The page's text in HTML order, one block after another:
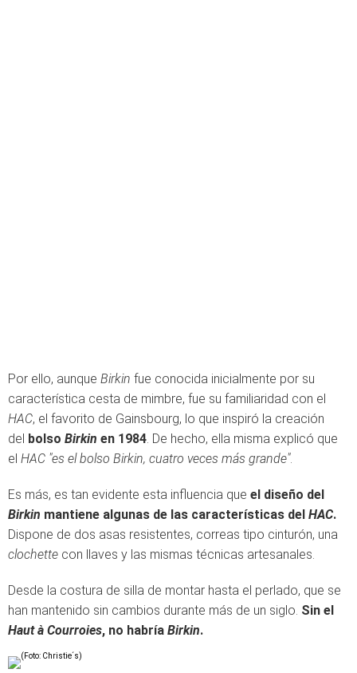
Por ello, aunque Birkin fue conocida inicialmente por su
característica cesta de mimbre, fue su familiaridad con el
HAC, el favorito de Gainsbourg, lo que inspiró la creación
del bolso Birkin en 1984. De hecho, ella misma explicó que
el HAC "es el bolso Birkin, cuatro veces más grande".
Es más, es tan evidente esta influencia que el diseño del
Birkin mantiene algunas de las características del HAC.
Dispone de dos asas resistentes, correas tipo cinturón, una
clochette con llaves y las mismas técnicas artesanales.
Desde la costura de silla de montar hasta el perlado, que se
han mantenido sin cambios durante más de un siglo. Sin el
Haut à Courroies, no habría Birkin.